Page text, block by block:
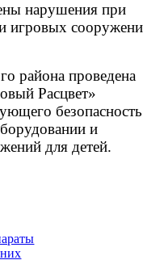
нарушения при
игровых
района проведена
Расцвет»
безопасность
и
для детей.